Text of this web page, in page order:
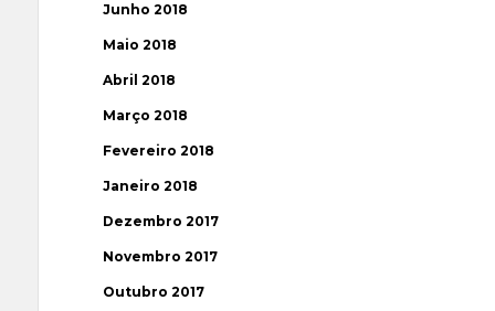
Junho 2018
Maio 2018
Abril 2018
Março 2018
Fevereiro 2018
Janeiro 2018
Dezembro 2017
Novembro 2017
Outubro 2017